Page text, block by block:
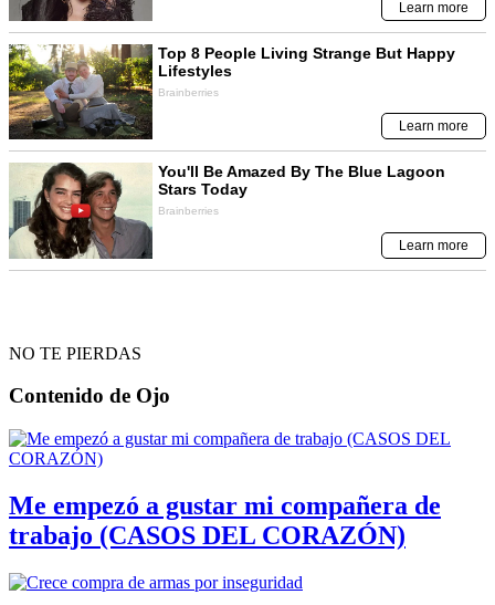
NO TE PIERDAS
Contenido de Ojo
Me empezó a gustar mi compañera de
trabajo (CASOS DEL CORAZÓN)